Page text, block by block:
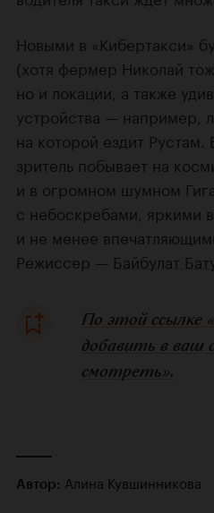
Новыми в «Кибертакси»
(хотя фермер Николай
но и локации, а также
устройства — например,
на которой ездит
зритель побывает на
и в огромном шумном
с небоскребами, яркими
и не менее
Режиссер — Байбулат
По этой ссылке
добавить в ваш
смотреть».
Автор: Алина Кувшинникова